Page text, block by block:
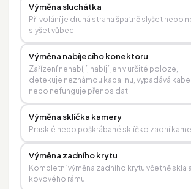
Výměna sluchátka
Při volání je druhá strana špatně slyšet nebo
slyšet vůbec.
Výměna nabíjecího konektoru
Zařízení nenabíjí, nabíjí jen v určité poloze,
detekuje neznámou kapalinu, vypadává kabel
nebo nefunguje přenos dat.
Výměna sklíčka kamery
Prasklé nebo poškrábané sklíčko zadní
Výměna zadního krytu
Kompletní výměna zadního krytu včetně skla a
kovového rámu.